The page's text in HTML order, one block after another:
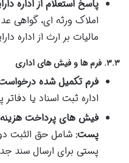
پاسخ استعلام از اداره
املاک ورثه ای، گواهی
مالیات بر ارث از اداره
۳.۳. فرم ها و فیش های اداری
فرم تکمیل شده
اداره ثبت اسناد یا
فیش های پرداخت
پست: شامل حق الثبت
پستی برای ارسال سند